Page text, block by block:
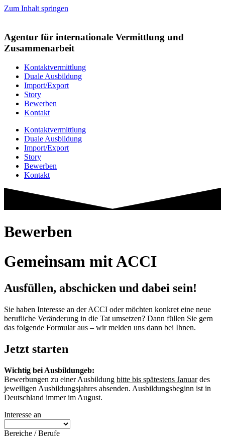
Zum Inhalt springen
Agentur für internationale Vermittlung und
Zusammenarbeit
Kontaktvermittlung
Duale Ausbildung
Import/Export
Story
Bewerben
Kontakt
Kontaktvermittlung
Duale Ausbildung
Import/Export
Story
Bewerben
Kontakt
Bewerben
Gemeinsam mit ACCI
Ausfüllen, abschicken und dabei sein!
Sie haben Interesse an der ACCI oder möchten konkret eine neue
berufliche Veränderung in die Tat umsetzen? Dann füllen Sie gern
das folgende Formular aus – wir melden uns dann bei Ihnen.
Jetzt starten
Wichtig bei Ausbildungeb:
Bewerbungen zu einer Ausbildung bitte bis spätestens Januardes
jeweiligen Ausbildungsjahres absenden. Ausbildungsbeginn ist in
Deutschland immer im August.
Interesse an
Bereiche / Berufe